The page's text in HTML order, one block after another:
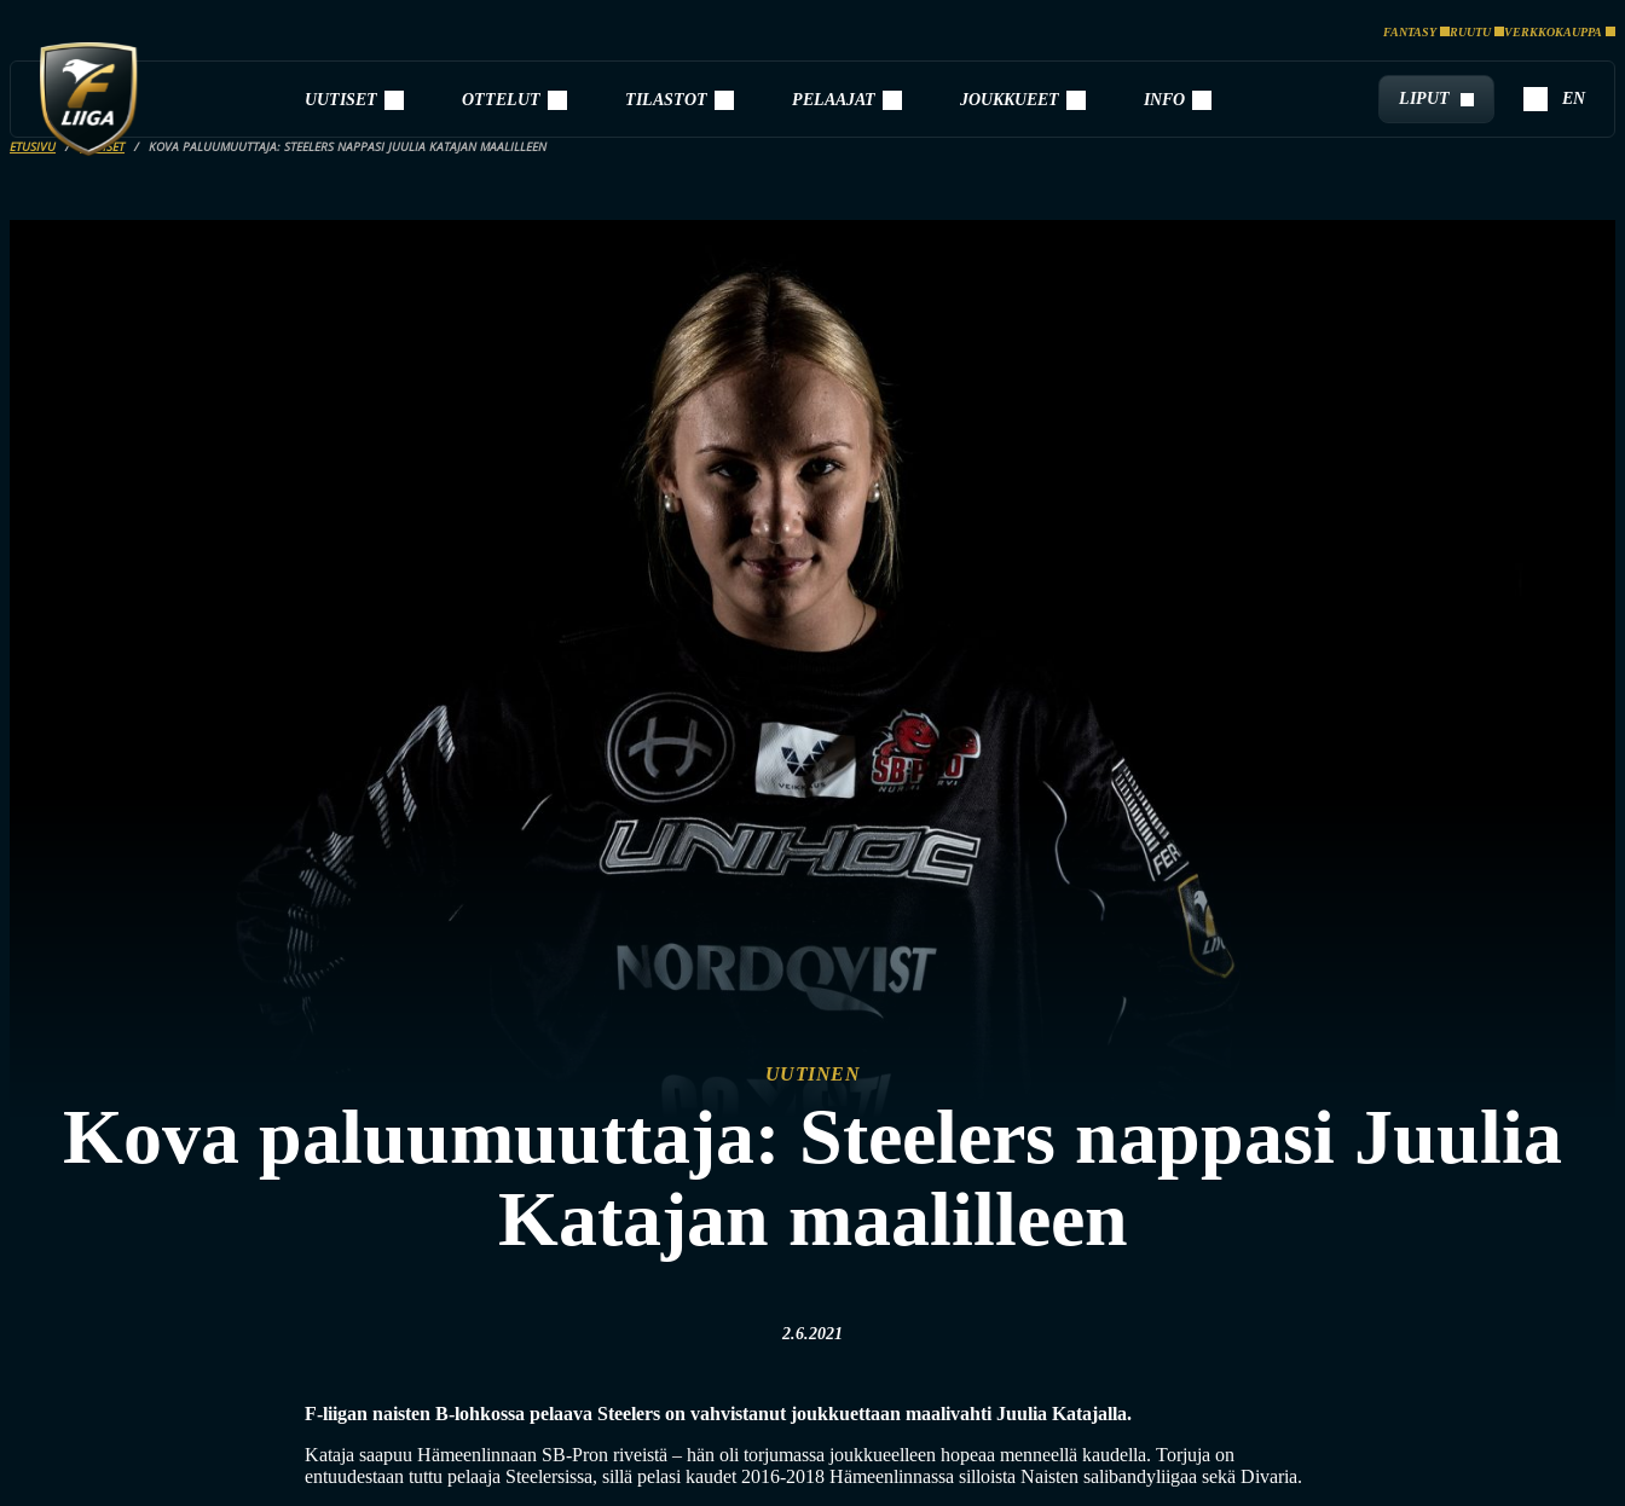
FANTASY RUUTU VERKKOKAUPPA
UUTISET OTTELUT TILASTOT PELAAJAT JOUKKUEET INFO LIPUT EN
ETUSIVU UUTISET KOVA PALUUMUUTTAJA: STEELERS NAPPASI JUULIA KATAJAN MAALILLEEN
UUTINEN
Kova paluumuuttaja: Steelers nappasi Juulia
Katajan maalilleen
2.6.2021
F-liigan naisten B-lohkossa pelaava Steelers on vahvistanut joukkuettaan maalivahti Juulia Katajalla.
Kataja saapuu Hämeenlinnaan SB-Pron riveistä – hän oli torjumassa joukkueelleen hopeaa menneellä kaudella. Torjuja on
entuudestaan tuttu pelaaja Steelersissa, sillä pelasi kaudet 2016-2018 Hämeenlinnassa silloista Naisten salibandyliigaa sekä Divaria.